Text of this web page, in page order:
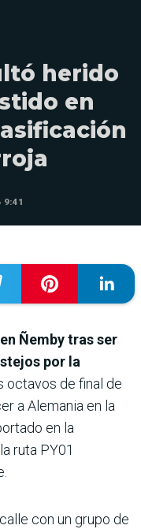
herido
en
9:41
Ñemby tras ser
por la
octavos de final de
a Alemania en la
en la
ruta PY01
con un grupo de